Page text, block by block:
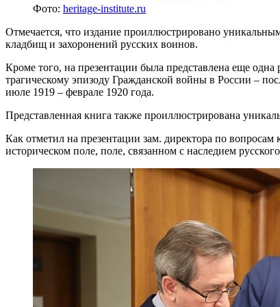
Фото: heritage-institute.ru
Отмечается, что издание проиллюстрировано
кладбищ и захоронений русских воинов.
Кроме того, на презентации была представлена еще
трагическому эпизоду Гражданской войны в России –
июле 1919 – феврале 1920 года.
Представленная книга также проиллюстрирована
Как отметил на презентации зам. директора по вопросам
историческом поле, поле, связанном с наследием